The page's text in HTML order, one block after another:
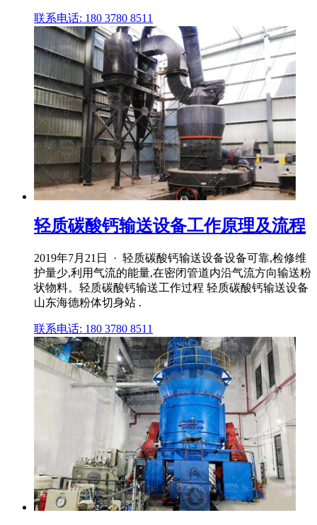
联系电话: 180 3780 8511
轻质碳酸钙输送设备工作原理及流程
2019年7月21日 · 轻质碳酸钙输送设备设备可靠,检修维
护量少,利用气流的能量,在密闭管道内沿气流方向输送粉
状物料。轻质碳酸钙输送工作过程 轻质碳酸钙输送设备
山东海德粉体切身站 .
联系电话: 180 3780 8511